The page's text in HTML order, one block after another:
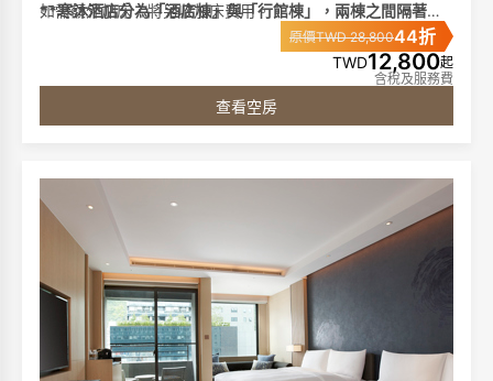
如需額外加床，將另收加床費用。
Panasonic女王機nanocare ULTIMATE吹風機<2026年期間
費無線網路
►浴室備品:
獨立泡湯池、免治馬桶、成人及兒童浴衣(2歲以上)、仿藺草
拖鞋、1500W 吹風機、洗髮精、沐浴精、潤髮乳。
**寒沐酒店分為「酒店棟」與「行館棟」，兩棟之間隔著一
**請您留意預訂時所選擇的棟別。**
原價TWD 28,80044折
TWD12,800起
含稅及服務費
查看空房